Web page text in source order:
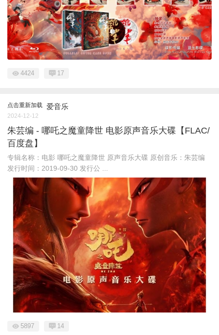
4424 17
点击重新加载 爱音乐
2024-12-12
朱芸编 - 哪吒之魔童降世 电影原声音乐大碟【FLAC/
百度盘】
专辑名称：电影 哪吒之魔童降世 原声音乐大碟 原创音乐：朱芸编
发行时间：2019-09-30 发行公 ...
5897 14